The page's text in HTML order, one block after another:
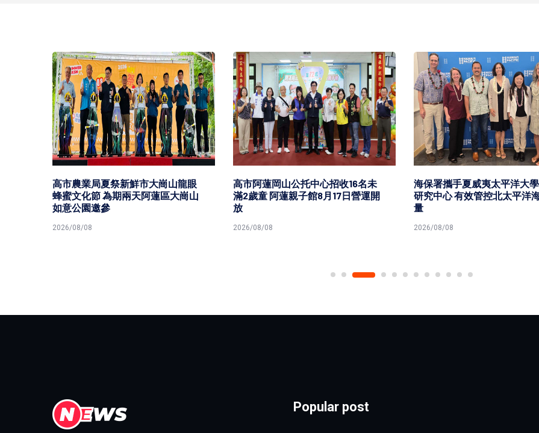
高市農業局夏祭新鮮市大崗山龍眼
蜂蜜文化節 為期兩天阿蓮區大崗山
如意公園邀參
2026/08/08
高市阿蓮岡山公托中心招收16名未
滿2歲童 阿蓮親子館8月17日營運開
放
2026/08/08
海保署攜手夏威夷太平洋大
研究中心 有效管控北太平洋
量
2026/08/08
Popular post